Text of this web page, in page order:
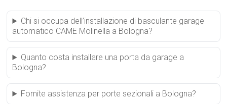
Chi si occupa dell’installazione di basculante garage
automatico CAME Molinella a Bologna?
Quanto costa installare una porta da garage a
Bologna?
Fornite assistenza per porte sezionali a Bologna?